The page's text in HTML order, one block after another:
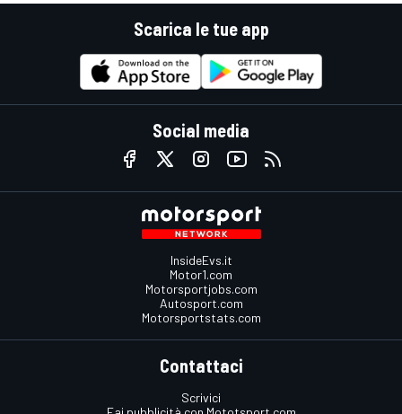
Scarica le tue app
Social media
InsideEvs.it
Motor1.com
Motorsportjobs.com
Autosport.com
Motorsportstats.com
Contattaci
Scrivici